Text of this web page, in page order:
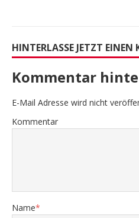
HINTERLASSE JETZT
Kommentar
E-Mail Adresse wird nicht
Kommentar
Name*